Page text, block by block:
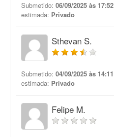
Submetido: 06/09/2025 às 17:52
estimada: Privado
Sthevan S.
Submetido: 04/09/2025 às 14:11
estimada: Privado
Felipe M.